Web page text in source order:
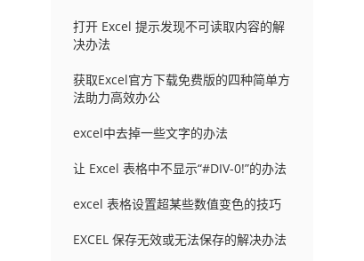
打开 Excel 提示发现不可读取内容的解
决办法
获取Excel官方下载免费版的四种简单方
法助力高效办公
excel中去掉一些文字的办法
让 Excel 表格中不显示“#DIV-0!”的办法
excel 表格设置超某些数值变色的技巧
EXCEL 保存无效或无法保存的解决办法